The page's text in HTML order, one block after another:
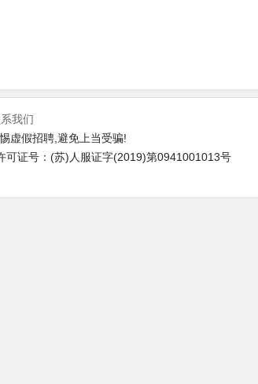
我们
虚假招聘,避免上当受骗!
证号：(苏)人服证字(2019)第0941001013号